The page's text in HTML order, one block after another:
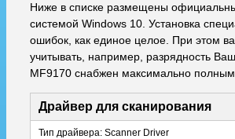
Ниже в списке размещены
системой Windows 10. Установка
ошибок, как единое целое. При этом
учитывать, например, разрядность
MF9170 снабжен максимально
Драйвер для сканирования
Тип драйвера: Scanner Driver